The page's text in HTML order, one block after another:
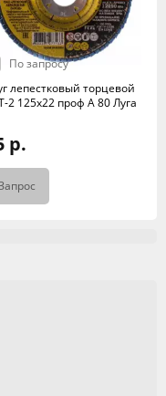
По запросу
лепестковый торцевой
2 125х22 проф А 80 Луга
р.